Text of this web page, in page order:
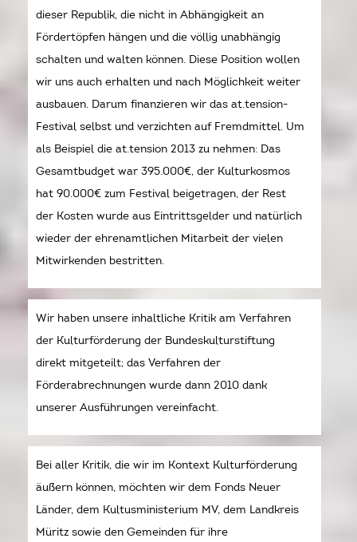
dieser Republik, die nicht in Abhängigkeit an
Fördertöpfen hängen und die völlig unabhängig
schalten und walten können. Diese Position wollen
wir uns auch erhalten und nach Möglichkeit weiter
ausbauen. Darum finanzieren wir das at.tension-
Festival selbst und verzichten auf Fremdmittel. Um
als Beispiel die at.tension 2013 zu nehmen: Das
Gesamtbudget war 395.000€, der Kulturkosmos
hat 90.000€ zum Festival beigetragen, der Rest
der Kosten wurde aus Eintrittsgelder und natürlich
wieder der ehrenamtlichen Mitarbeit der vielen
Mitwirkenden bestritten.
Wir haben unsere inhaltliche Kritik am Verfahren
der Kulturförderung der Bundeskulturstiftung
direkt mitgeteilt; das Verfahren der
Förderabrechnungen wurde dann 2010 dank
unserer Ausführungen vereinfacht.
Bei aller Kritik, die wir im Kontext Kulturförderung
äußern können, möchten wir dem Fonds Neuer
Länder, dem Kultusministerium MV, dem Landkreis
Müritz sowie den Gemeinden für ihre